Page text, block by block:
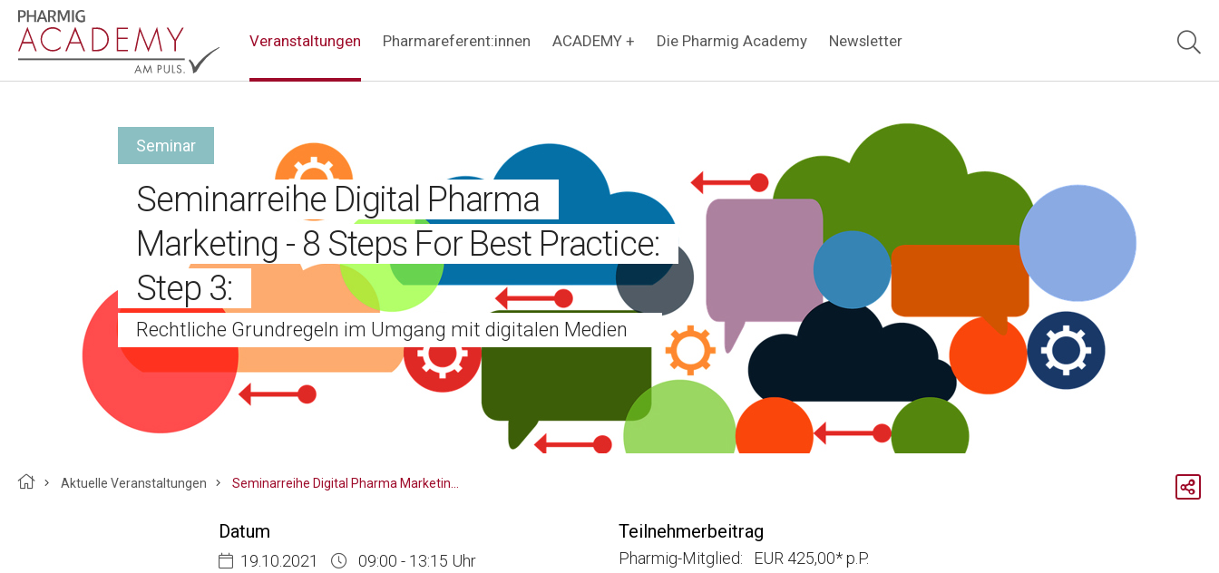
Hauptnavigation Veranstaltungen Pharmareferent:innen ACADEMY + Die Pharmig Academy Newsletter
Seminar
Seminarreihe Digital Pharma
Marketing - 8 Steps For Best Practice:
Step 3:
Rechtliche Grundregeln im Umgang mit digitalen Medien
Breadcrumb
Aktuelle Veranstaltungen Seminarreihe Digital Pharma Marketing - 8 Steps For Best Practice: Step 3:
Datum
19.10.2021 09:00 - 13:15 Uhr
Teilnehmerbeitrag
Pharmig-Mitglied: EUR 425,00* p.P.